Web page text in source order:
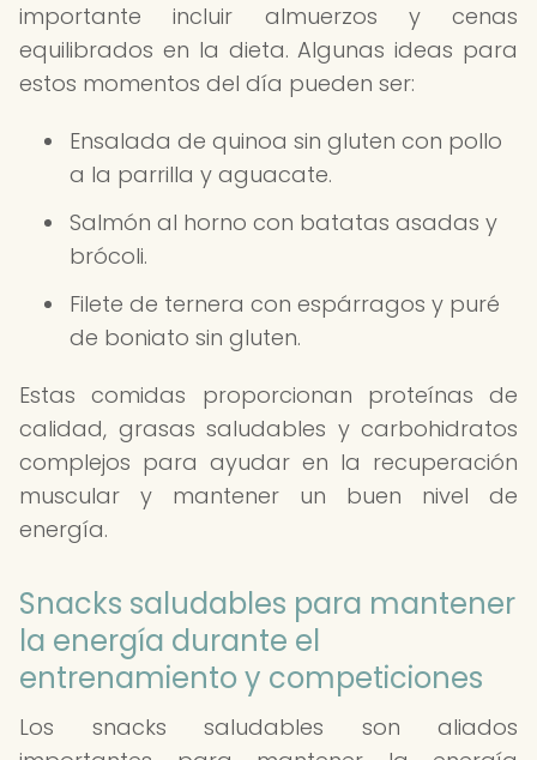
importante incluir almuerzos y cenas
equilibrados en la dieta. Algunas ideas para
estos momentos del día pueden ser:
Ensalada de quinoa sin gluten con pollo
a la parrilla y aguacate.
Salmón al horno con batatas asadas y
brócoli.
Filete de ternera con espárragos y puré
de boniato sin gluten.
Estas comidas proporcionan proteínas de
calidad, grasas saludables y carbohidratos
complejos para ayudar en la recuperación
muscular y mantener un buen nivel de
energía.
Snacks saludables para mantener
la energía durante el
entrenamiento y competiciones
Los snacks saludables son aliados